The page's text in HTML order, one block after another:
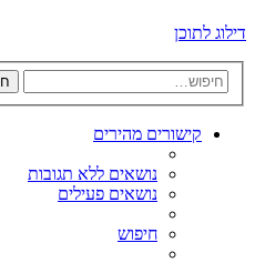
דילוג לתוכן
קישורים מהירים
נושאים ללא תגובות
נושאים פעילים
חיפוש